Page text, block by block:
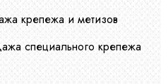
крепежа и метизов
специального крепежа